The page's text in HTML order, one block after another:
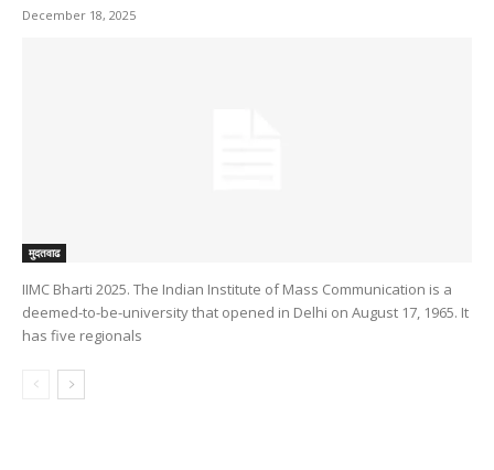
December 18, 2025
मुदतवाढ
IIMC Bharti 2025. The Indian Institute of Mass Communication is a
deemed-to-be-university that opened in Delhi on August 17, 1965. It
has five regionals